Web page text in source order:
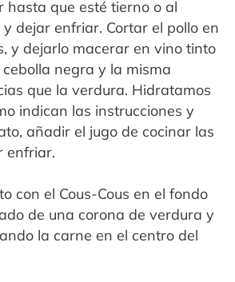
hasta que esté tierno o al
dejar enfriar. Cortar el pollo en
y dejarlo macerar en vino tinto
negra y la misma
que la verdura. Hidratamos
indican las instrucciones y
añadir el jugo de cocinar las
enfriar.
con el Cous-Cous en el fondo
de una corona de verdura y
la carne en el centro del